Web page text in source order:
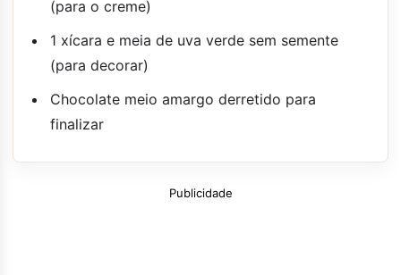
(para o creme)
1 xícara e meia de uva verde sem semente
(para decorar)
Chocolate meio amargo derretido para
finalizar
Publicidade